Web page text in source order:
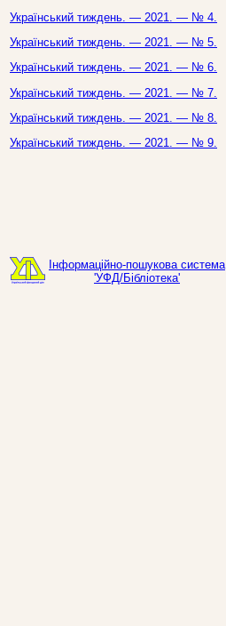
Український тиждень. — 2021. — № 4.
Український тиждень. — 2021. — № 5.
Український тиждень. — 2021. — № 6.
Український тиждень. — 2021. — № 7.
Український тиждень. — 2021. — № 8.
Український тиждень. — 2021. — № 9.
Інформаційно-пошукова система
'УФД/Бібліотека'